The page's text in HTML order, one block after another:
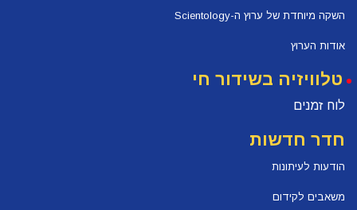
השקה מיוחדת של ערוץ ה-Scientology
אודות הערוץ
טלוויזיה בשידור חי
לוח זמנים
חדר חדשות
הודעות לעיתונות
משאבים לקידום